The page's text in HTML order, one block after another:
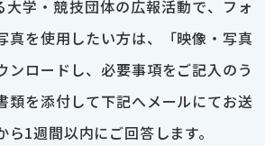
学・競技団体の広報活動で、フォ
真を使用したい方は、「映像・写真
ンロードし、必要事項をご記入のう
類を添付して下記へメールにてお送
1週間以内にご回答します。